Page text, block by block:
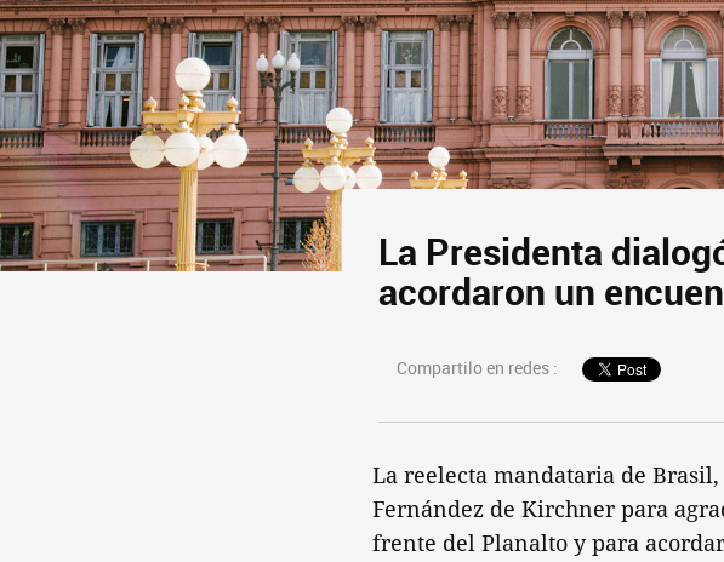
La Presidenta
acordaron un
Compartilo en redes :
La reelecta mandataria de
Fernández de Kirchner para
frente del Planalto y para